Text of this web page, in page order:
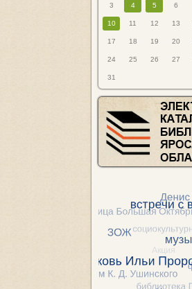
3 4 5 6
10 11 12 13
17 18 19 20
24 25 26 27
31